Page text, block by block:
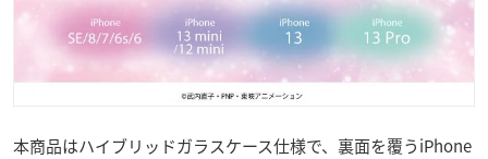
本商品はハイブリッドガラスケース仕様で、裏面を覆うiPhone